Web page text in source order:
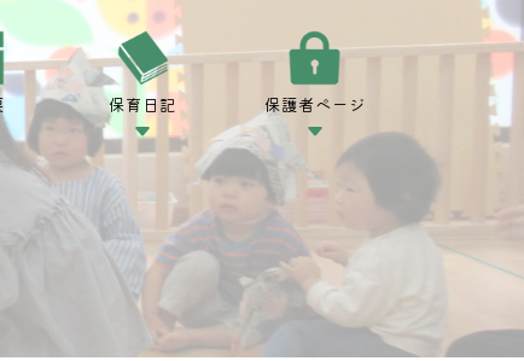
保育日記 保護者ページ